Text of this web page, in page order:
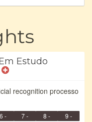
Estudo
recognition processo
6 -
7 -
8 -
9 -